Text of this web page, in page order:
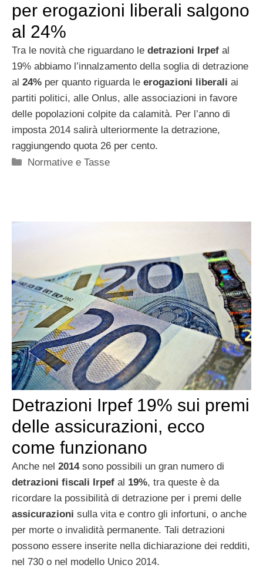
per erogazioni liberali salgono
al 24%
Tra le novità che riguardano le detrazioni Irpef al
19% abbiamo l’innalzamento della soglia di detrazione
al 24% per quanto riguarda le erogazioni liberali ai
partiti politici, alle Onlus, alle associazioni in favore
delle popolazioni colpite da calamità. Per l’anno di
imposta 2014 salirà ulteriormente la detrazione,
raggiungendo quota 26 per cento.
Categorie
Normative e Tasse
Detrazioni Irpef 19% sui premi
delle assicurazioni, ecco
come funzionano
Anche nel 2014sono possibili un gran numero di
detrazioni fiscali Irpef al 19%, tra queste è da
ricordare la possibilità di detrazione per i premi delle
assicurazioni sulla vita e contro gli infortuni, o anche
per morte o invalidità permanente. Tali detrazioni
possono essere inserite nella dichiarazione dei redditi,
nel 730 o nel modello Unico 2014.